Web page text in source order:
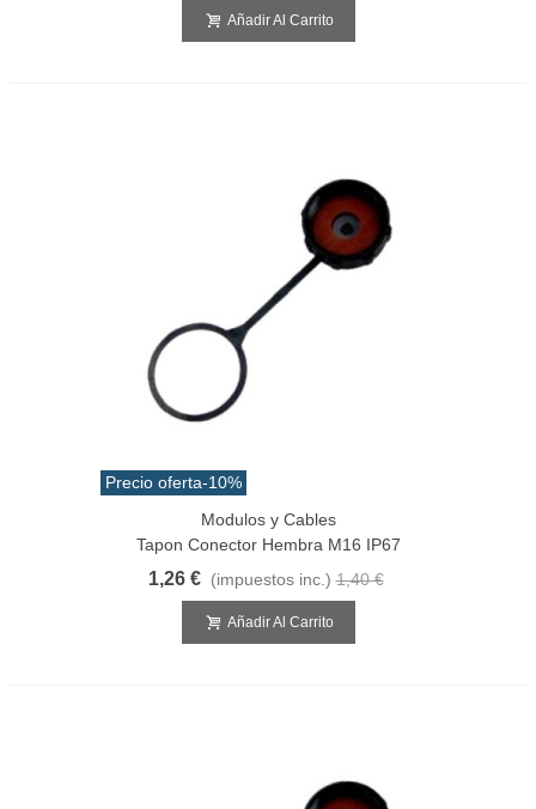
Añadir Al Carrito
Precio oferta-10%
Modulos y Cables
Tapon Conector Hembra M16 IP67
1,26 € (impuestos inc.) 1,40 €
Añadir Al Carrito